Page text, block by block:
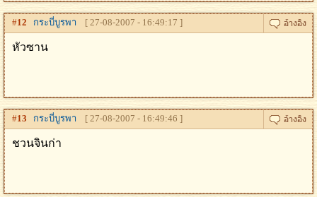
#12 กระบี่บูรพา [ 27-08-2007 - 16:49:17 ]
หัวซาน
#13 กระบี่บูรพา [ 27-08-2007 - 16:49:46 ]
ชวนจินก่า